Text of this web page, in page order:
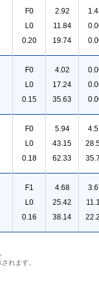
F0
L0
0.20
2.92
11.84
19.74
F0
L0
0.15
4.02
17.24
35.63
F0
L0
0.18
5.94
43.15
62.33
F1
L0
0.16
4.68
25.42
38.14
れます。